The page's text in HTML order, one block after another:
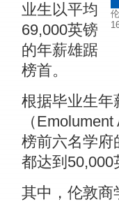
业生以平均
69,000英镑
的年薪雄踞
榜首。
根据毕业生年
（
榜前六名学府
都达到50,000
其中，伦敦商